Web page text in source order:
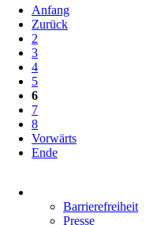
Anfang
Zurück
2
3
4
5
6
7
8
Vorwärts
Ende
überspringen
Barrierefreiheit
Presse